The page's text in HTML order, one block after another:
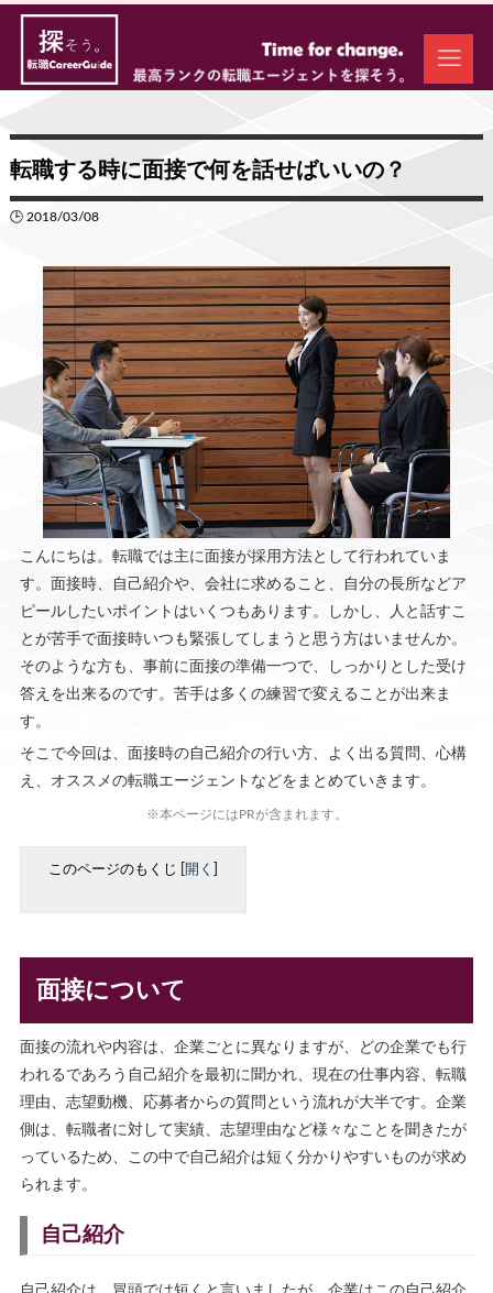
転職する時に面接で何を話せばいいの？
🕒 2018/03/08
こんにちは。転職では主に面接が採用方法として行われていま
す。面接時、自己紹介や、会社に求めること、自分の長所などア
ピールしたいポイントはいくつもあります。しかし、人と話すこ
とが苦手で面接時いつも緊張してしまうと思う方はいませんか。
そのような方も、事前に面接の準備一つで、しっかりとした受け
答えを出来るのです。苦手は多くの練習で変えることが出来ま
す。
そこで今回は、面接時の自己紹介の行い方、よく出る質問、心構
え、オススメの転職エージェントなどをまとめていきます。
※本ページにはPRが含まれます。
このページのもくじ 開く
面接について
面接の流れや内容は、企業ごとに異なりますが、どの企業でも行
われるであろう自己紹介を最初に聞かれ、現在の仕事内容、転職
理由、志望動機、応募者からの質問という流れが大半です。企業
側は、転職者に対して実績、志望理由など様々なことを聞きたが
っているため、この中で自己紹介は短く分かりやすいものが求め
られます。
自己紹介